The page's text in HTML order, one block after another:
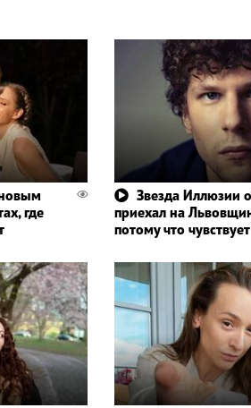
где
Звезда Иллюзии
приехал на
потому что